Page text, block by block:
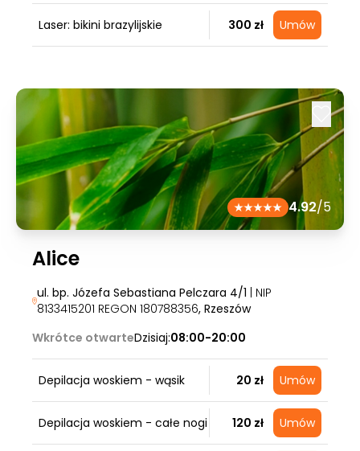
Laser: bikini brazylijskie 300 zł Umów
4.92/5
Alice
ul. bp. Józefa Sebastiana Pelczara 4/1 | NIP
8133415201 REGON 180788356, Rzeszów
Wkrótce otwarteDzisiaj:08:00-20:00
Depilacja woskiem - wąsik 20 zł Umów
Depilacja woskiem - całe nogi 120 zł Umów